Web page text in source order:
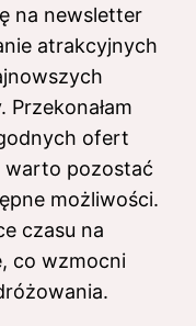
na newsletter
atrakcyjnych
Przekonałam
ofert
warto pozostać
możliwości.
czasu na
co wzmocni